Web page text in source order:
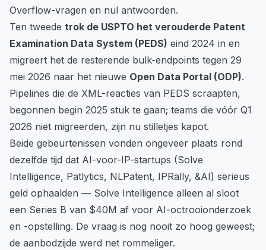
Overflow-vragen en nul antwoorden.
Ten tweede trok de USPTO het verouderde Patent
Examination Data System (PEDS) eind 2024 in en
migreert het de resterende bulk-endpoints tegen 29
mei 2026 naar het nieuwe Open Data Portal (ODP).
Pipelines die de XML-reacties van PEDS scraapten,
begonnen begin 2025 stuk te gaan; teams die vóór Q1
2026 niet migreerden, zijn nu stilletjes kapot.
Beide gebeurtenissen vonden ongeveer plaats rond
dezelfde tijd dat AI-voor-IP-startups (Solve
Intelligence, Patlytics, NLPatent, IPRally, &AI) serieus
geld ophaalden — Solve Intelligence alleen al sloot
een Series B van $40M af voor AI-octrooionderzoek
en -opstelling. De vraag is nog nooit zo hoog geweest;
de aanbodzijde werd net rommeliger.